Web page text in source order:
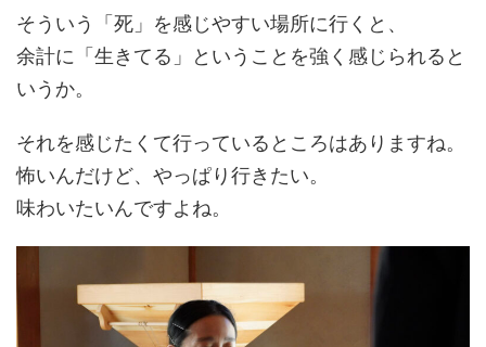
そういう「死」を感じやすい場所に行くと、
余計に「生きてる」ということを強く感じられると
いうか。
それを感じたくて行っているところはありますね。
怖いんだけど、やっぱり行きたい。
味わいたいんですよね。